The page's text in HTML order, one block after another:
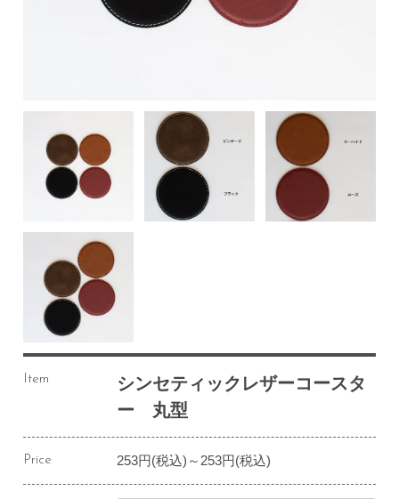
Item
シンセティックレザーコースタ
ー 丸型
Price 253円(税込)～253円(税込)